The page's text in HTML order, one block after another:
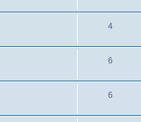
4
6
6